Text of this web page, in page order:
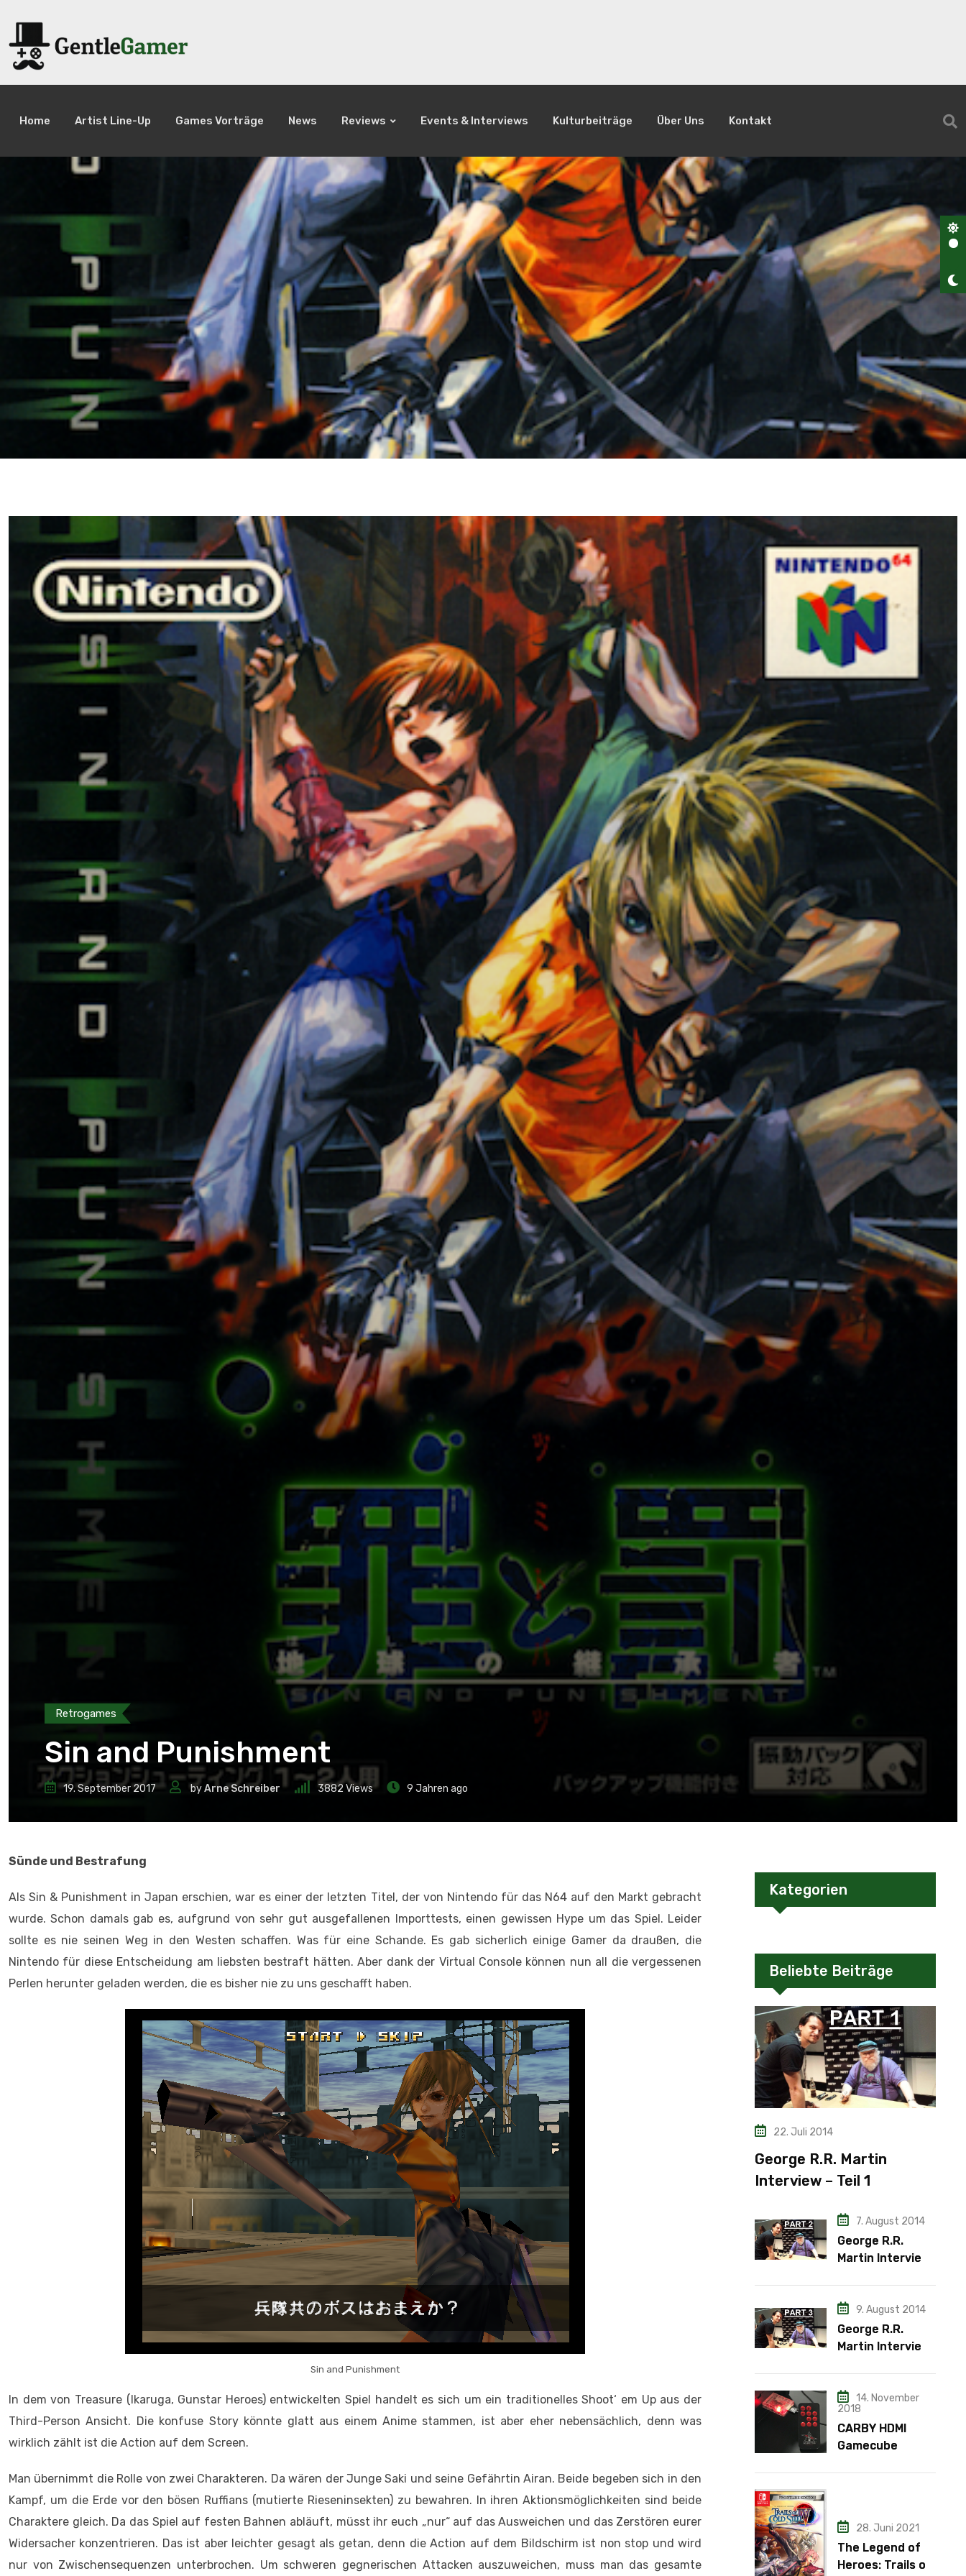
Home Artist Line-Up Games Vorträge News Reviews Events & Interviews Kulturbeiträge Über Uns Kontakt
Retrogames
Sin and Punishment
19. September 2017 byArne Schreiber 3882 Views 9 Jahren ago
Sünde und Bestrafung
Als Sin & Punishment in Japan erschien, war es einer der letzten Titel, der von Nintendo für das N64 auf den Markt gebracht
wurde. Schon damals gab es, aufgrund von sehr gut ausgefallenen Importtests, einen gewissen Hype um das Spiel. Leider
sollte es nie seinen Weg in den Westen schaffen. Was für eine Schande. Es gab sicherlich einige Gamer da draußen, die
Nintendo für diese Entscheidung am liebsten bestraft hätten. Aber dank der Virtual Console können nun all die vergessenen
Perlen herunter geladen werden, die es bisher nie zu uns geschafft haben.
Sin and Punishment
In dem von Treasure (Ikaruga, Gunstar Heroes) entwickelten Spiel handelt es sich um ein traditionelles Shoot‘ em Up aus der
Third-Person Ansicht. Die konfuse Story könnte glatt aus einem Anime stammen, ist aber eher nebensächlich, denn was
wirklich zählt ist die Action auf dem Screen.
Man übernimmt die Rolle von zwei Charakteren. Da wären der Junge Saki und seine Gefährtin Airan. Beide begeben sich in den
Kampf, um die Erde vor den bösen Ruffians (mutierte Rieseninsekten) zu bewahren. In ihren Aktionsmöglichkeiten sind beide
Charaktere gleich. Da das Spiel auf festen Bahnen abläuft, müsst ihr euch „nur“ auf das Ausweichen und das Zerstören eurer
Widersacher konzentrieren. Das ist aber leichter gesagt als getan, denn die Action auf dem Bildschirm ist non stop und wird
nur von Zwischensequenzen unterbrochen. Um schweren gegnerischen Attacken auszuweichen, muss man das gesamte
Kategorien
Beliebte Beiträge
22. Juli 2014
George R.R. Martin
Interview – Teil 1
7. August 2014
George R.R.
Martin Interview
9. August 2014
George R.R.
Martin Interview
14. November
2018
CARBY HDMI
Gamecube
28. Juni 2021
The Legend of
Heroes: Trails of